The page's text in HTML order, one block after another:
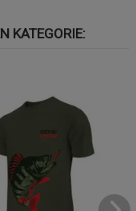
KATEGORIE: